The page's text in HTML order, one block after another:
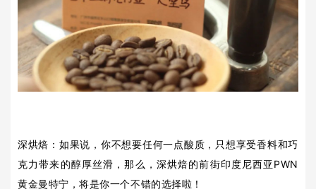
深烘焙：如果说，你不想要任何一点酸质，只想享受香料和巧
克力带来的醇厚丝滑，那么，深烘焙的前街印度尼西亚PWN
黄金曼特宁，将是你一个不错的选择啦！